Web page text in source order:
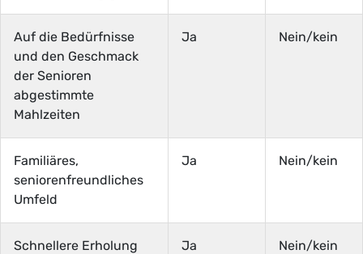
Auf die Bedürfnisse
und den Geschmack
der Senioren
abgestimmte
Mahlzeiten
Ja Nein/kein
Familiäres,
seniorenfreundliches
Umfeld
Ja Nein/kein
Schnellere Erholung Ja Nein/kein